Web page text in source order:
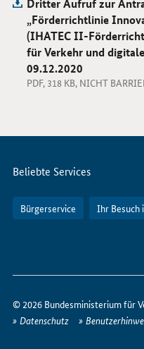
„Förderrichtlinie
(IHATEC II-
für Verkehr und
09.12.2020
PDF, 318 KB, NICHT
Servicemenü
Beliebte Services
Bürgerservice Ihr Besuch
erreichen
Sie
© 2026 Bundesministerium für
Datenschutz